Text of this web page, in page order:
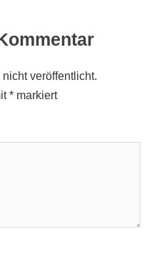
veröffentlicht.
* markiert